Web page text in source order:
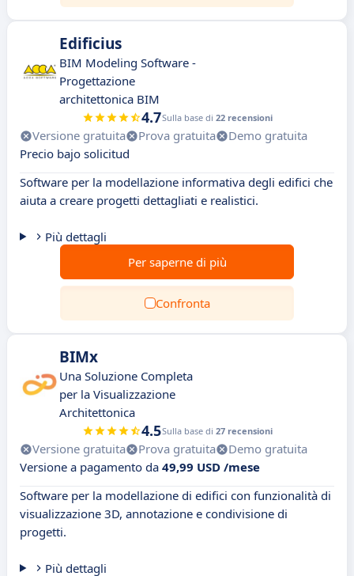
Edificius
BIM Modeling Software -
Progettazione
architettonica BIM
4.7Sulla base di 22 recensioni
Versione gratuita Prova gratuita
Demo gratuita
Precio bajo solicitud
Software per la modellazione informativa degli edifici che
aiuta a creare progetti dettagliati e realistici.
Più dettagli
Per saperne di più
Confronta
BIMx
Una Soluzione Completa
per la Visualizzazione
Architettonica
4.5Sulla base di 27 recensioni
Versione gratuita Prova gratuita
Demo gratuita
Versione a pagamento da 49,99 USD /mese
Software per la modellazione di edifici con funzionalità di
visualizzazione 3D, annotazione e condivisione di
progetti.
Più dettagli